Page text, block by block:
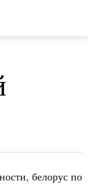
белорус по